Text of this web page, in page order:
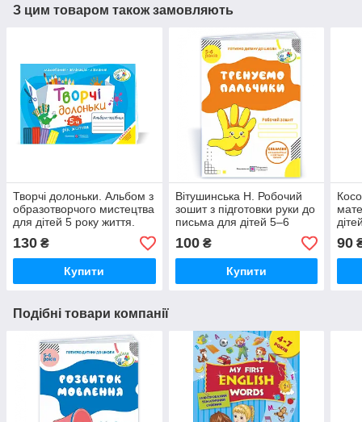
З цим товаром також замовляють
Творчі долоньки. Альбом з
образотворчого мистецтва
для дітей 5 року життя.
130 ₴
Купити
Вітушинська Н. Робочий
зошит з підготовки руки до
письма для дітей 5–6
років.Тренуємо пальчики.
Оновлений!
100₴
Купити
90
Подібні товари компанії